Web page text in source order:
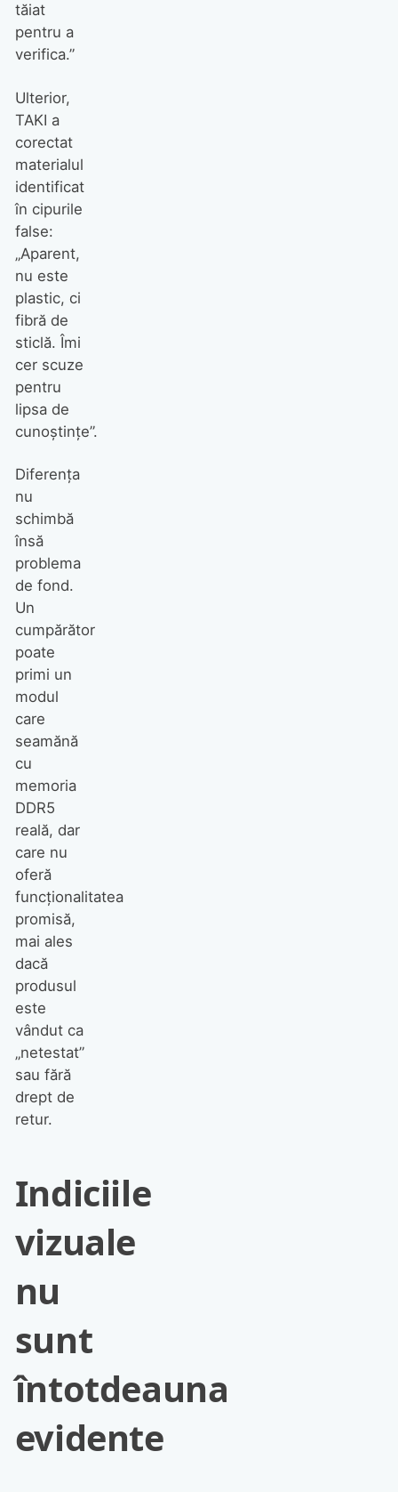
tăiat
pentru a
verifica.”
Ulterior,
TAKI a
corectat
materialul
identificat
în cipurile
false:
„Aparent,
nu este
plastic, ci
fibră de
sticlă. Îmi
cer scuze
pentru
lipsa de
cunoștințe”.
Diferența
nu
schimbă
însă
problema
de fond.
Un
cumpărător
poate
primi un
modul
care
seamănă
cu
memoria
DDR5
reală, dar
care nu
oferă
funcționalitatea
promisă,
mai ales
dacă
produsul
este
vândut ca
„netestat”
sau fără
drept de
retur.
Indiciile
vizuale
nu
sunt
întotdeauna
evidente